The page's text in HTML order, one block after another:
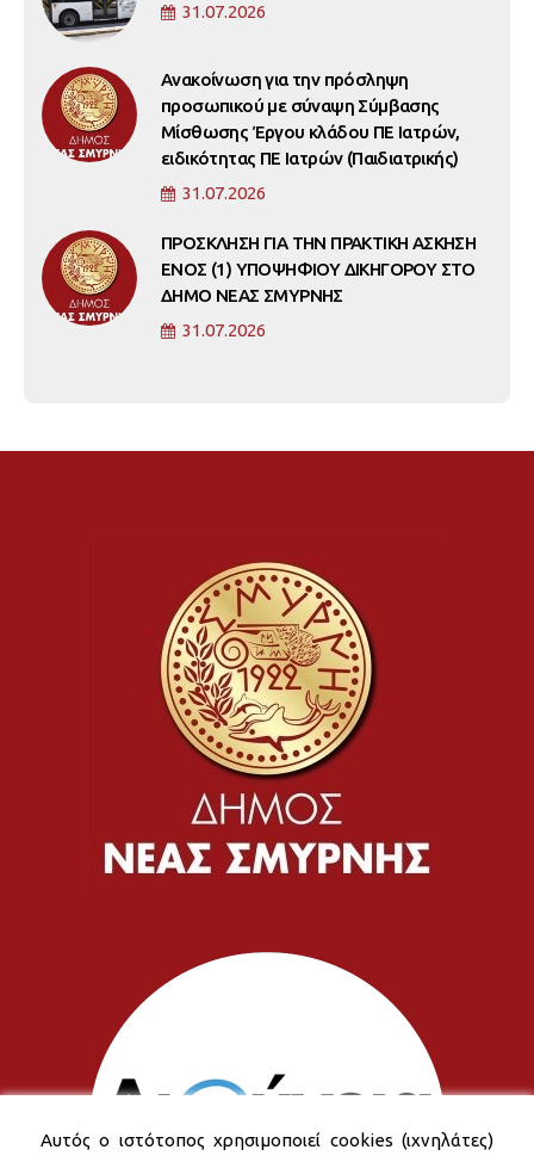
31.07.2026
Ανακοίνωση για την πρόσληψη
προσωπικού με σύναψη Σύμβασης
Μίσθωσης Έργου κλάδου ΠΕ Ιατρών,
ειδικότητας ΠΕ Ιατρών (Παιδιατρικής)
31.07.2026
ΠΡΟΣΚΛΗΣΗ ΓΙΑ ΤΗΝ ΠΡΑΚΤΙΚΗ ΑΣΚΗΣΗ
ΕΝΟΣ (1) ΥΠΟΨΗΦΙΟΥ ΔΙΚΗΓΟΡΟΥ ΣΤΟ
ΔΗΜΟ ΝΕΑΣ ΣΜΥΡΝΗΣ
31.07.2026
Αυτός ο ιστότοπος χρησιμοποιεί cookies (ιχνηλάτες)